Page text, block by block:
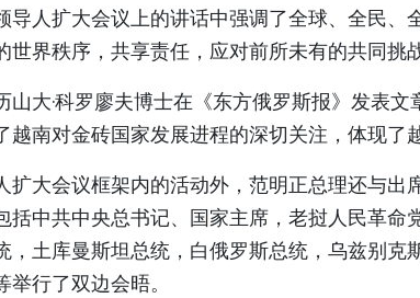
导人扩大会议上的讲话中强调了全球、全民、
界秩序，共享责任，应对前所未有的共同挑战
山大·科罗廖夫博士在《东方俄罗斯报》发表
南对金砖国家发展进程的深切关注，体现了
扩大会议框架内的活动外，范明正总理还与出
括中共中央总书记、国家主席，老挝人民革命
，土库曼斯坦总统，白俄罗斯总统，乌兹别克
行了双边会晤。